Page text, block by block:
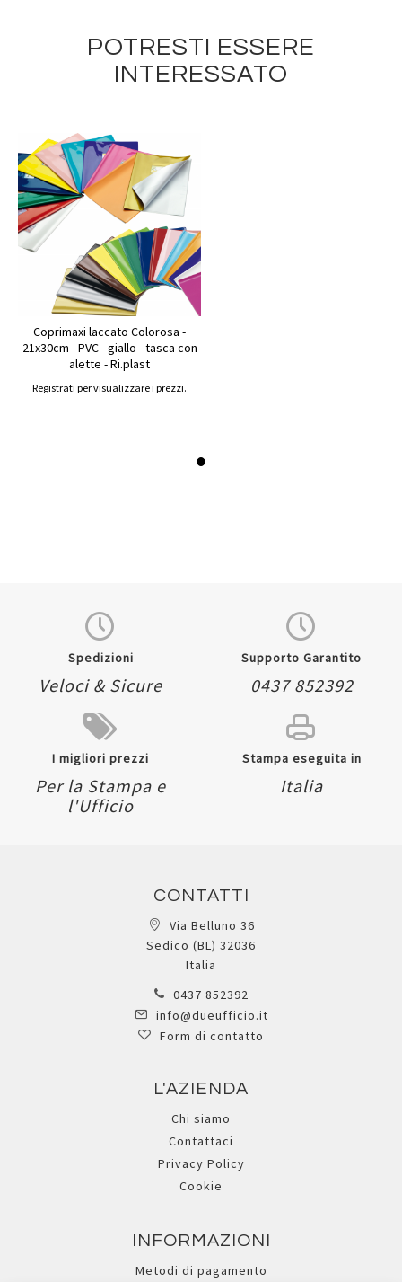
POTRESTI ESSERE
INTERESSATO
Coprimaxi laccato Colorosa -
21x30cm - PVC - giallo - tasca con
alette - Ri.plast
Registrati per visualizzare i prezzi.
Spedizioni
Veloci & Sicure
Supporto Garantito
0437 852392
I migliori prezzi
Per la Stampa e
l'Ufficio
Stampa eseguita in
Italia
CONTATTI
Via Belluno 36
Sedico (BL) 32036
Italia
0437 852392
info@dueufficio.it
Form di contatto
L'AZIENDA
Chi siamo
Contattaci
Privacy Policy
Cookie
INFORMAZIONI
Metodi di pagamento